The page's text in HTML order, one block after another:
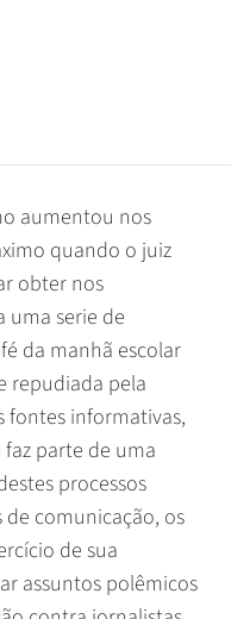
aumentou nos
quando o juiz
obter nos
uma serie de
da manhã escolar
repudiada pela
fontes informativas,
parte de uma
processos
comunicação, os
de sua
assuntos polêmicos